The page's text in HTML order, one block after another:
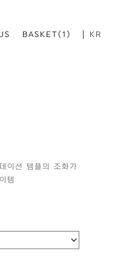
BASKET(1) KR
이션 템플의 조화가
템